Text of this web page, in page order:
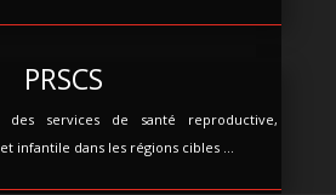
PRSCS
des services de santé reproductive,
infantile dans les régions cibles ...